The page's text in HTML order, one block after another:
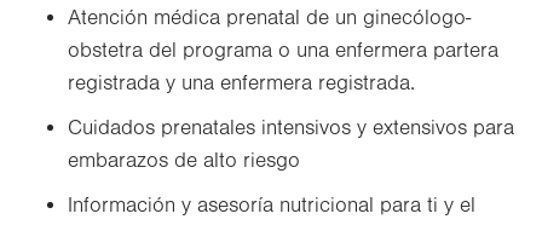
Atención médica prenatal de un ginecólogo-
obstetra del programa o una enfermera partera
registrada y una enfermera registrada.
Cuidados prenatales intensivos y extensivos para
embarazos de alto riesgo
Información y asesoría nutricional para ti y el